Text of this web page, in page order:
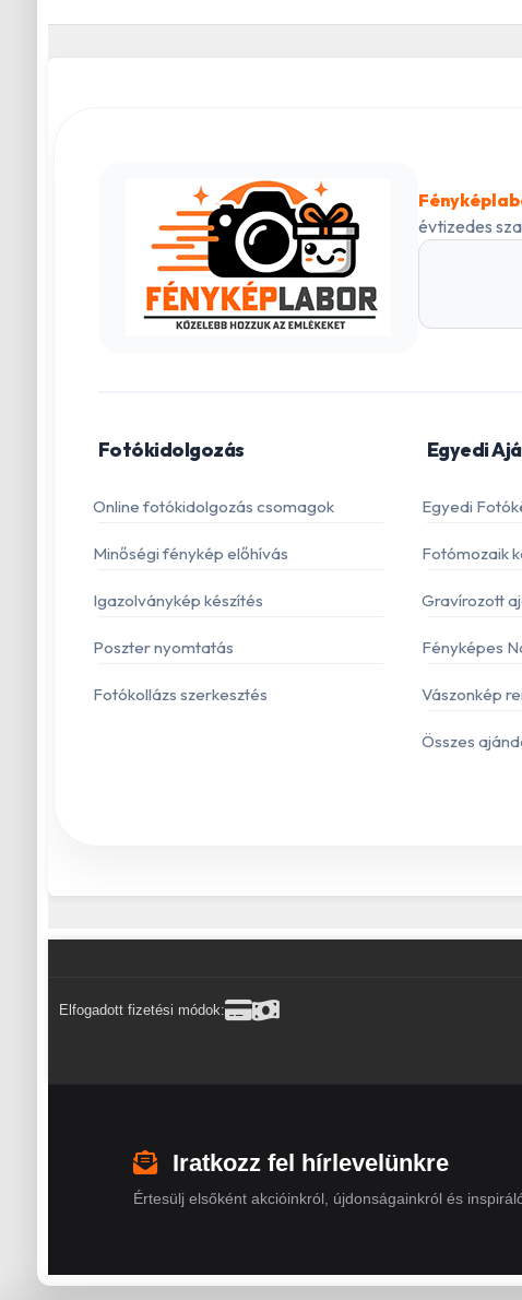
évtizedes
Fotókidolgozás
Online fotókidolgozás csomagok
Minőségi fénykép előhívás
Igazolványkép készítés
Poszter nyomtatás
Fotókollázs szerkesztés
Egyedi
Egyedi
Fotómozaik
Gravírozott
Fényképes
Vászonkép
Összes
Elfogadott fizetési módok:
Iratkozz fel hírlevelünkre
Értesülj elsőként akcióinkról, újdonságainkról és